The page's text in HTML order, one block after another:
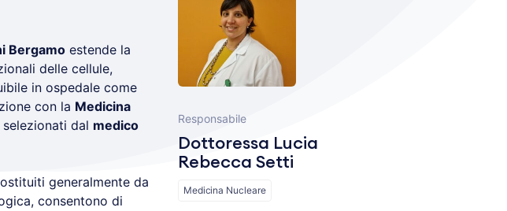
Bergamoestende la
delle cellule,
in ospedale come
con la Medicina
dal medico
generalmente da
consentono di
Responsabile
Dottoressa Lucia
Rebecca Setti
Medicina Nucleare